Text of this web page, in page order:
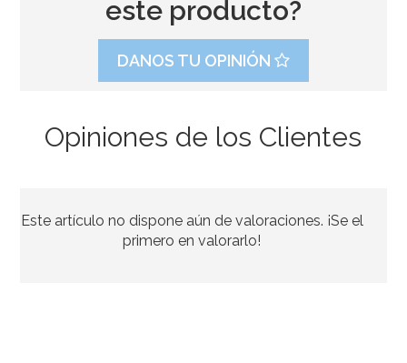
7,95€
este producto?
DANOS TU OPINIÓN
Opiniones de los Clientes
Este artículo no dispone aún de valoraciones. ¡Se el
primero en valorarlo!